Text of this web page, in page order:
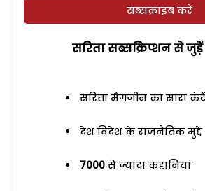
सब्सक्राइब करें
सरिता सब्सक्रिप्शन से
सरिता मैगजीन का सारा
देश विदेश के राजनैतिक मुद्दे
7000 से ज्यादा कहानियां